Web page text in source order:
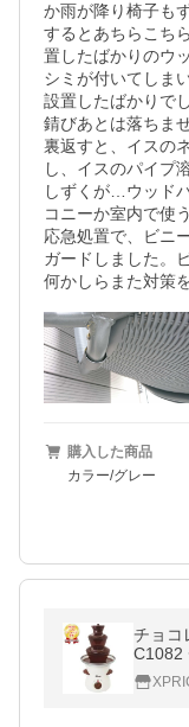
か雨が降り椅子も
するとあちらこち
置したばかりのウ
シミが付いてしま
設置したばかりでし
錆びあとは落ちま
裏返すと、イスの
し、イスのパイプ
しずくが…ウッド
コニーか室内で使
応急処置で、ビニ
ガードしました。
何かしらまた対策
購入した商品
カラー/グレー
チョコ
C1082
コ プ